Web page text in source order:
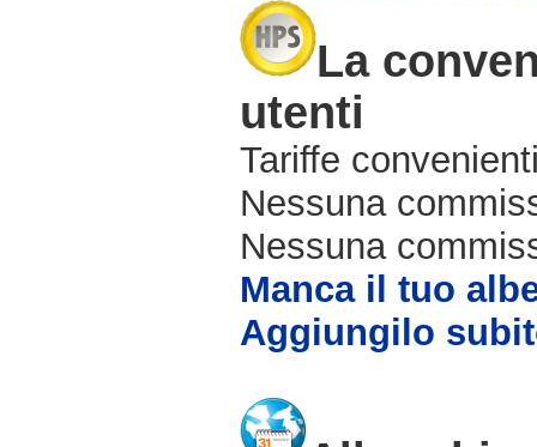
La
utenti
Tariffe
Nessuna
Nessuna
Manca il tuo
Aggiungilo